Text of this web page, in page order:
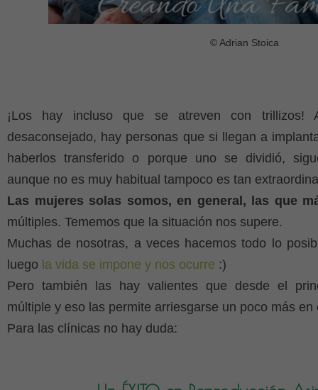
© Adrian Stoica
¡Los hay incluso que se atreven con trillizos!
desaconsejado, hay personas que si llegan a
haberlos transferido o porque uno se dividió,
aunque no es muy habitual tampoco es tan
Las mujeres solas somos, en general, las que
múltiples. Tememos que la situación nos supere.
Muchas de nosotras, a veces hacemos todo lo
luego la vida se impone y nos ocurre :)
Pero también las hay valientes que desde el
múltiple y eso las permite arriesgarse un poco más en
Para las clínicas no hay duda: